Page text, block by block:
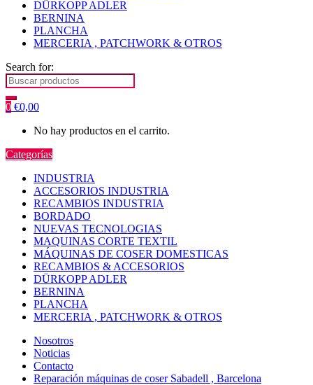
DÜRKOPP ADLER
BERNINA
PLANCHA
MERCERIA , PATCHWORK & OTROS
Search for:
0 €0,00
No hay productos en el carrito.
Categorías
INDUSTRIA
ACCESORIOS INDUSTRIA
RECAMBIOS INDUSTRIA
BORDADO
NUEVAS TECNOLOGIAS
MAQUINAS CORTE TEXTIL
MÁQUINAS DE COSER DOMESTICAS
RECAMBIOS & ACCESORIOS
DÜRKOPP ADLER
BERNINA
PLANCHA
MERCERIA , PATCHWORK & OTROS
Nosotros
Noticias
Contacto
Reparación máquinas de coser Sabadell , Barcelona